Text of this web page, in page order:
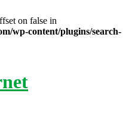
on false in
wp-content/plugins/search-